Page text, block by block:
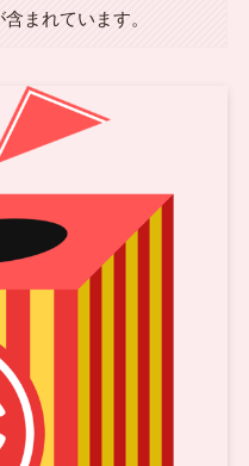
まれています。